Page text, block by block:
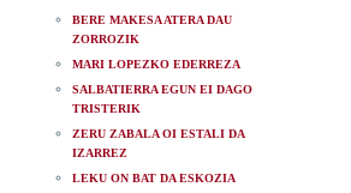
BERE MAKESA ATERA DAU
ZORROZIK
MARI LOPEZKO EDERREZA
SALBATIERRA EGUN EI DAGO
TRISTERIK
ZERU ZABALA OI ESTALI DA
IZARREZ
LEKU ON BAT DA ESKOZIA